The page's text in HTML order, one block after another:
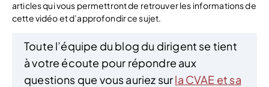
articles qui vous permettront de retrouver les informations de
cette vidéo et d’approfondir ce sujet.
Toute l’équipe du blog du dirigent se tient
à votre écoute pour répondre aux
questions que vous auriez surla CVAE et sa